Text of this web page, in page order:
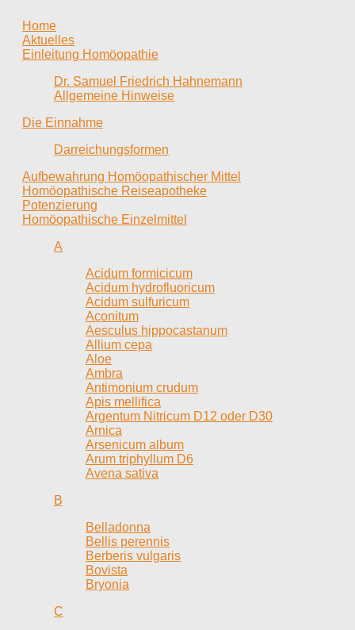
Home
Aktuelles
Einleitung Homöopathie
Dr. Samuel Friedrich Hahnemann
Allgemeine Hinweise
Die Einnahme
Darreichungsformen
Aufbewahrung Homöopathischer Mittel
Homöopathische Reiseapotheke
Potenzierung
Homöopathische Einzelmittel
A
Acidum formicicum
Acidum hydrofluoricum
Acidum sulfuricum
Aconitum
Aesculus hippocastanum
Allium cepa
Aloe
Ambra
Antimonium crudum
Apis mellifica
Argentum Nitricum D12 oder D30
Arnica
Arsenicum album
Arum triphyllum D6
Avena sativa
B
Belladonna
Bellis perennis
Berberis vulgaris
Bovista
Bryonia
C